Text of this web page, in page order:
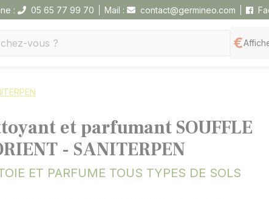
: 05 65 77 99 70 Mail : contact@germineo.com
et parfumant SOUFFLE
- SANITERPEN
ET PARFUME TOUS TYPES DE SOLS